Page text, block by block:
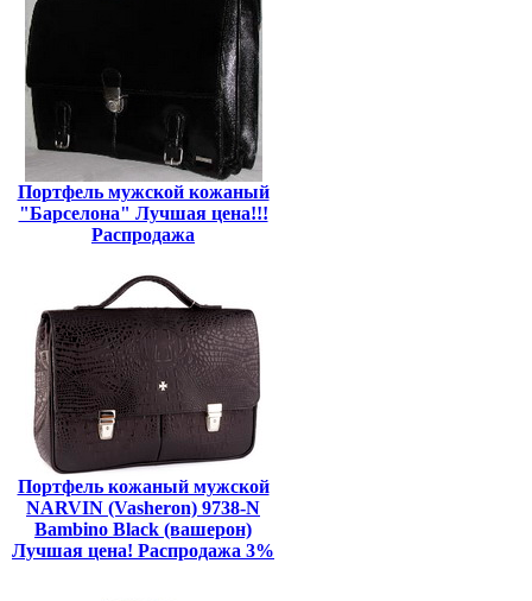
Портфель мужской кожаный
"Барселона" Лучшая цена!!!
Распродажа
Портфель кожаный мужской
NARVIN (Vasheron) 9738-N
Bambino Black (вашерон)
Лучшая цена! Распродажа 3%